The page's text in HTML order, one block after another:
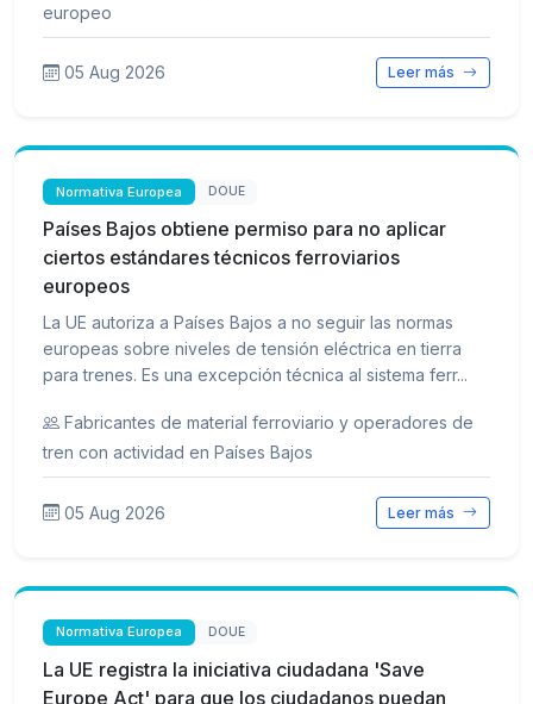
europeo
05 Aug 2026 Leer más
Normativa Europea DOUE
Países Bajos obtiene permiso para no aplicar
ciertos estándares técnicos ferroviarios
europeos
La UE autoriza a Países Bajos a no seguir las normas
europeas sobre niveles de tensión eléctrica en tierra
para trenes. Es una excepción técnica al sistema ferr...
Fabricantes de material ferroviario y operadores de
tren con actividad en Países Bajos
05 Aug 2026 Leer más
Normativa Europea DOUE
La UE registra la iniciativa ciudadana 'Save
Europe Act' para que los ciudadanos puedan